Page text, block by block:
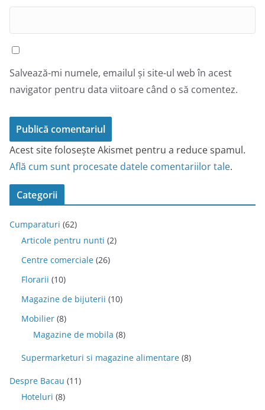
Salvează-mi numele, emailul și site-ul web în acest
navigator pentru data viitoare când o să comentez.
Acest site folosește Akismet pentru a reduce spamul.
Află cum sunt procesate datele comentariilor tale.
Categorii
Cumparaturi (62)
Articole pentru nunti (2)
Centre comerciale (26)
Florarii (10)
Magazine de bijuterii (10)
Mobilier (8)
Magazine de mobila (8)
Supermarketuri si magazine alimentare (8)
Despre Bacau (11)
Hoteluri (8)